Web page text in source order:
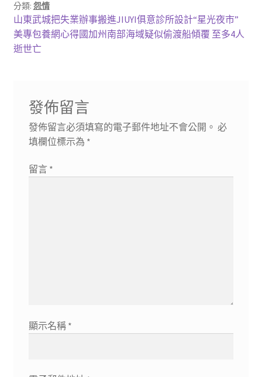
分類: 怨情
文
章
上
一
篇
山東武城把失業辦事搬進JIUYI俱意診所設計“星光夜市”
下
一
美專包養網心得國加州南部海域疑似偷渡船傾覆 至多4人
逝世亡
發佈留言
發佈留言必須填寫的電子郵件地址不會公開。 必
填欄位標示為 *
留言 *
顯示名稱 *